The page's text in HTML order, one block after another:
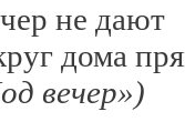
не дают
дома
вечер»)